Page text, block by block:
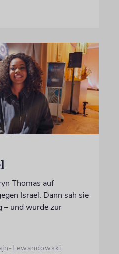
Thomas auf
Israel. Dann sah sie
– und wurde zur
Lewandowski